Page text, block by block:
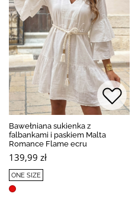
Bawełniana sukienka z
falbankami i paskiem Malta
Romance Flame ecru
139,99 zł
ONE SIZE